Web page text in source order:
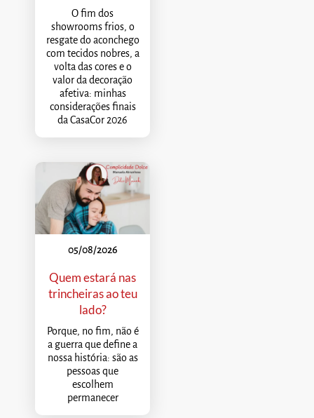
O fim dos
showrooms frios, o
resgate do aconchego
com tecidos nobres, a
volta das cores e o
valor da decoração
afetiva: minhas
considerações finais
da CasaCor 2026
05/08/2026
Quem estará nas
trincheiras ao teu
lado?
Porque, no fim, não é
a guerra que define a
nossa história: são as
pessoas que
escolhem
permanecer